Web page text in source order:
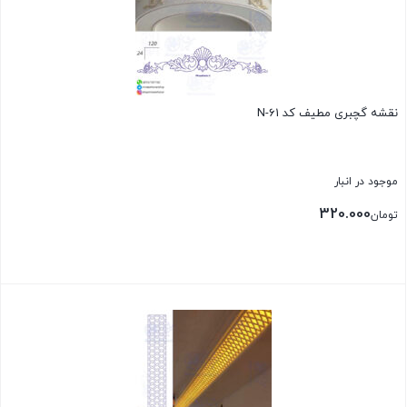
نقشه گچبری مطیف کد N-61
موجود در انبار
تومان320.000